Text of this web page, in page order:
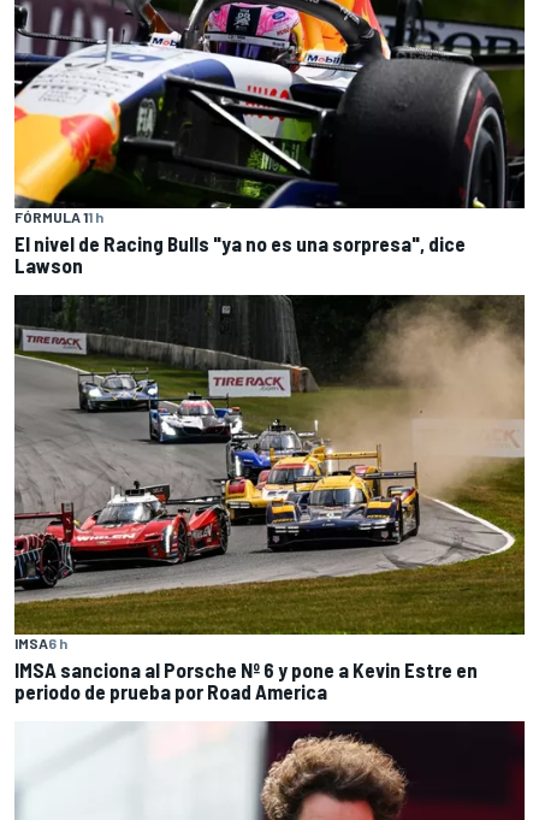
FÓRMULA 11 h
El nivel de Racing Bulls "ya no es una sorpresa", dice
Lawson
IMSA6 h
IMSA sanciona al Porsche Nº 6 y pone a Kevin Estre en
periodo de prueba por Road America